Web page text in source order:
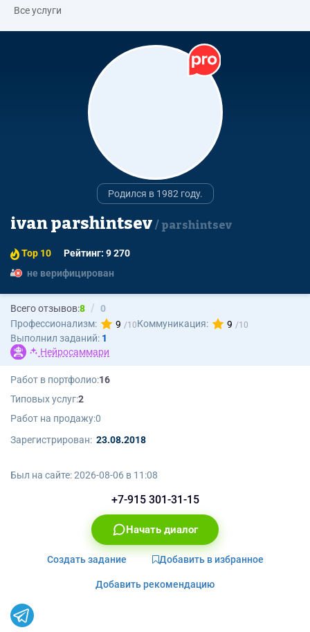
Все услуги
Родился в 1982 году.
ivan parshintsev parshintsev
Top 10
Рейтинг: 9 270
не верифицирован
Всего отзывов:8
0
Профессионализм:
9 Коммуникация:
9
Выполнил заданий: 1
Нейросаммари
Работ в портфолио:16
Типовых услуг:2
Работ на продажу:0
Зарегистрирован: 23.08.2018
Был на сайте:2026-08-06 в 11:08
+7-915 301-31-15
Начать диалог
Создать задание Добавить в избранное
Добавить рекомендацию